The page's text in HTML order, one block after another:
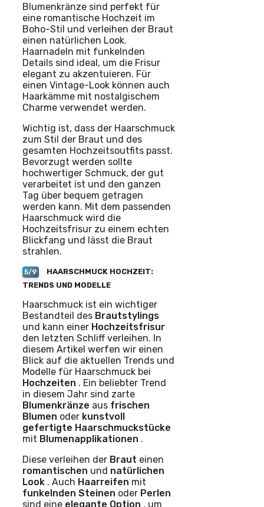
Blumenkränze sind perfekt für
eine romantische Hochzeit im
Boho-Stil und verleihen der Braut
einen natürlichen Look.
Haarnadeln mit funkelnden
Details sind ideal, um die Frisur
elegant zu akzentuieren. Für
einen Vintage-Look können auch
Haarkämme mit nostalgischem
Charme verwendet werden.
Wichtig ist, dass der Haarschmuck
zum Stil der Braut und des
gesamten Hochzeitsoutfits passt.
Bevorzugt werden sollte
hochwertiger Schmuck, der gut
verarbeitet ist und den ganzen
Tag über bequem getragen
werden kann. Mit dem passenden
Haarschmuck wird die
Hochzeitsfrisur zu einem echten
Blickfang und lässt die Braut
strahlen.
5/9
HAARSCHMUCK HOCHZEIT:
TRENDS UND MODELLE
Haarschmuck ist ein wichtiger
Bestandteil des Brautstylings
und kann einer Hochzeitsfrisur
den letzten Schliff verleihen. In
diesem Artikel werfen wir einen
Blick auf die aktuellen Trends und
Modelle für Haarschmuck bei
Hochzeiten . Ein beliebter Trend
in diesem Jahr sind zarte
Blumenkränze aus frischen
Blumen oder kunstvoll
gefertigte Haarschmuckstücke
mit Blumenapplikationen .
Diese verleihen der Braut einen
romantischen und natürlichen
Look . Auch Haarreifen mit
funkelnden Steinen oder Perlen
sind eine elegante Option , um